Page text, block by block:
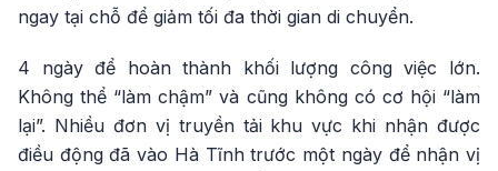
ngay tại chỗ để giảm tối đa thời gian di chuyển.
4 ngày để hoàn thành khối lượng công việc lớn.
Không thể “làm chậm” và cũng không có cơ hội “làm
lại”. Nhiều đơn vị truyền tải khu vực khi nhận được
điều động đã vào Hà Tĩnh trước một ngày để nhận vị